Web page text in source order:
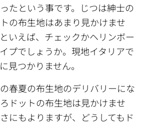
たという事です。じつは紳士の
の布生地はあまり見かけませ
いえば、チェックかヘリンボー
プでしょうか。現地イタリアで
見つかりません。
春夏の布生地のデリバリーにな
ドットの布生地は見かけませ
にもよりますが、どうしてもド